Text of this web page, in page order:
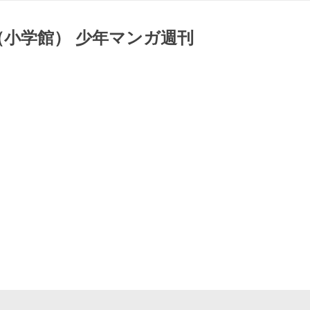
学館） 少年マンガ週刊